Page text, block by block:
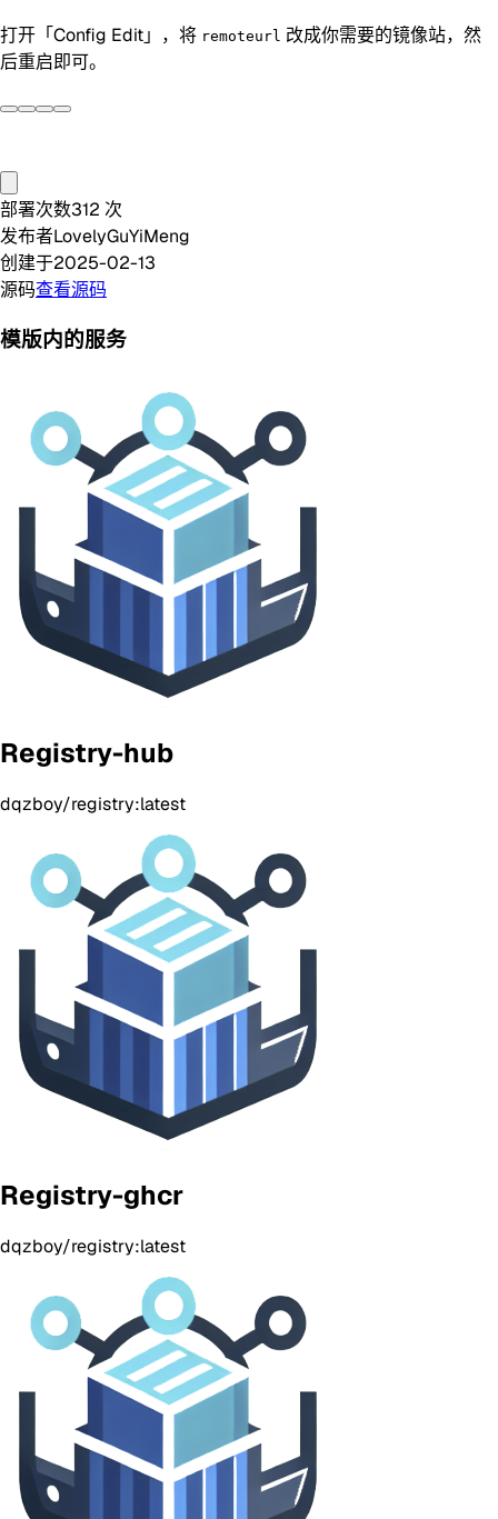
打开「Config Edit」，将 remoteurl 改成你需要的镜像站，然
后重启即可。
部署次数312 次
发布者LovelyGuYiMeng
创建于2025-02-13
源码查看源码
模版内的服务
Registry-hub
dqzboy/registry:latest
Registry-ghcr
dqzboy/registry:latest